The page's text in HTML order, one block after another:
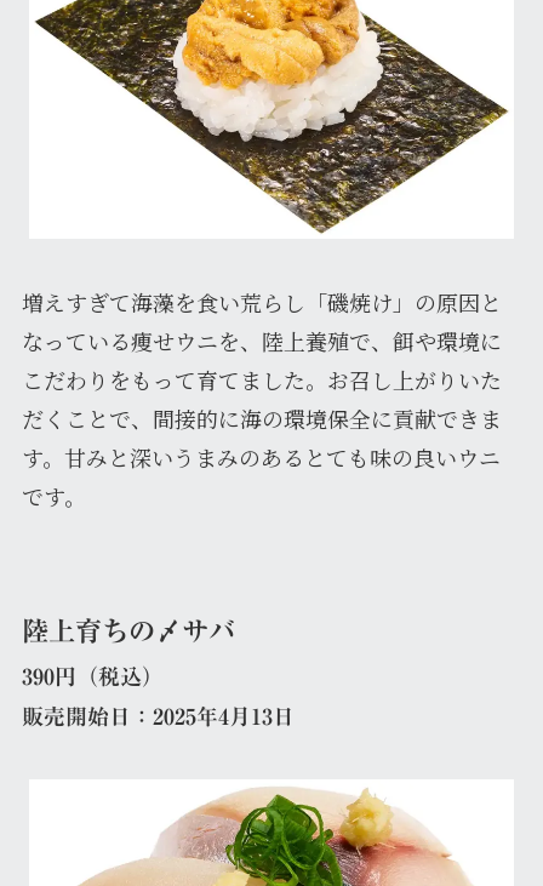
増えすぎて海藻を食い荒らし「磯焼け」の原因と
なっている痩せウニを、陸上養殖で、餌や環境に
こだわりをもって育てました。お召し上がりいた
だくことで、間接的に海の環境保全に貢献できま
す。甘みと深いうまみのあるとても味の良いウニ
です。
陸上育ちの〆サバ
390円（税込）
販売開始日：2025年4月13日